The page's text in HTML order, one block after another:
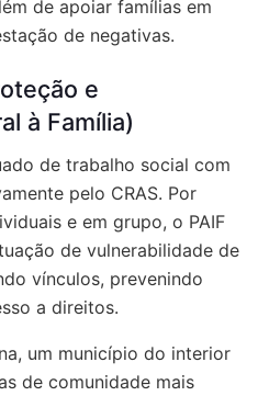
de apoiar famílias em
de negativas.
e
à Família)
de trabalho social com
pelo CRAS. Por
e em grupo, o PAIF
de vulnerabilidade de
vínculos, prevenindo
a direitos.
um município do interior
de comunidade mais